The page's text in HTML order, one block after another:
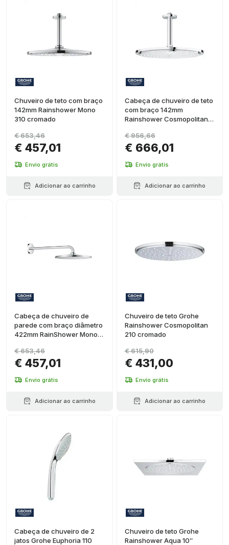
Chuveiro de teto com braço
142mm Rainshower Mono
310 cromado
€ 457,01
€ 653,46
Envio grátis
Adicionar ao carrinho
Cabeça de chuveiro de teto
com braço 142mm
Rainshower Cosmopolitan
€ 666,01
€ 956,66
Envio grátis
Adicionar ao carrinho
Cabeça de chuveiro de
parede com braço diâmetro
422mm RainShower Mono
€ 457,01
€ 653,46
Envio grátis
Adicionar ao carrinho
Chuveiro de teto Grohe
Rainshower Cosmopolitan
210 cromado
€ 431,00
€ 615,90
Envio grátis
Adicionar ao carrinho
Cabeça de chuveiro de 2
jatos Grohe Euphoria 110
Chuveiro de teto Grohe
Rainshower Aqua 10″